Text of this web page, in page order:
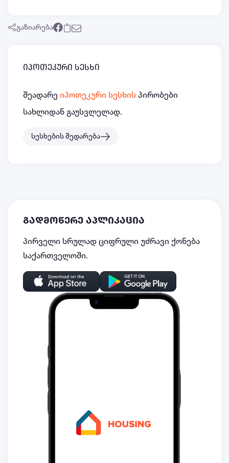
გაზიარება
იპოთეკური სესხი
შეადარე იპოთეკური სესხის პირობები
სახლიდან გაუსვლელად.
სესხების შედარება
გადმოწერე აპლიკაცია
პირველი სრულად ციფრული უძრავი ქონება
საქართველოში.